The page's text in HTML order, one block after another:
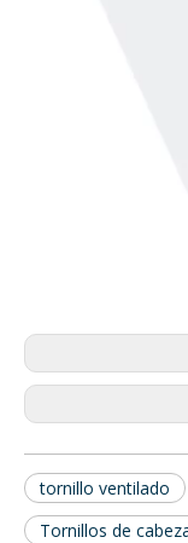
tornillo ventilado
Tornillos de